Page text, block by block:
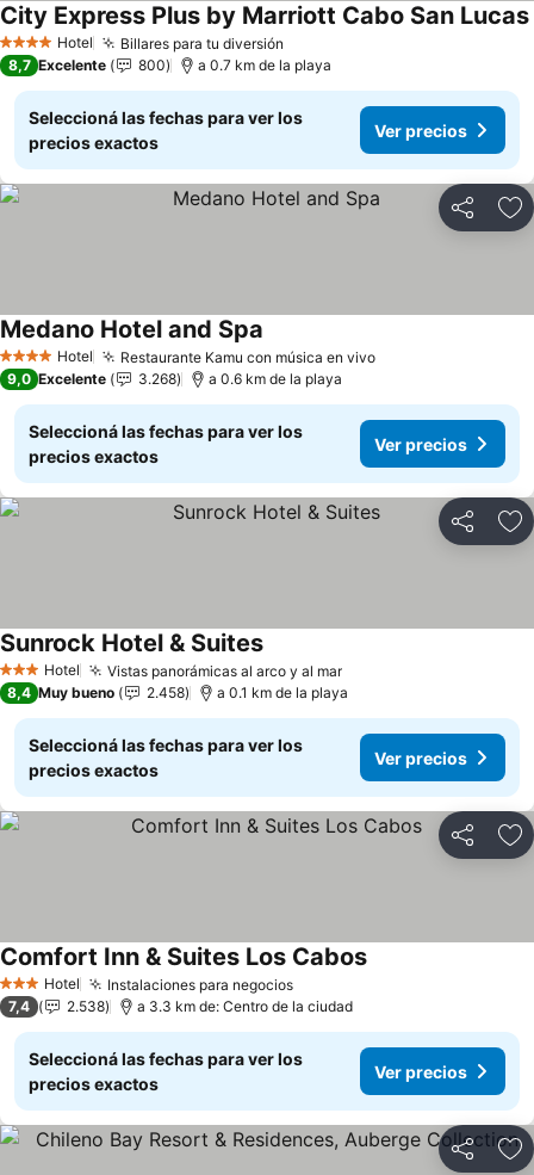
4 EstrellasHotel Billares para tu diversión
City Express Plus by Marriott Cabo San Lucas
8,7 Excelente 800 a 0.7 km de la playa
Seleccioná las fechas para ver los
precios exactos
Ver precios
Compartir
4 EstrellasHotel Restaurante Kamu con música en vivoVer precios
Medano Hotel and Spa
9,0 Excelente 3.268 a 0.6 km de la playa
Seleccioná las fechas para ver los
precios exactos
Ver precios
Compartir
3 Estrellas
Hotel Vistas panorámicas al arco y al marVer precios
Sunrock Hotel & SuitesVer precios
8,4 Muy bueno 2.458 a 0.1 km de la playa
Seleccioná las fechas para ver los
precios exactos
Ver precios
Compartir
3 Estrellas
Hotel Instalaciones para negociosVer precios
Comfort Inn & Suites Los CabosVer precios
7,4 2.538 a 3.3 km de: Centro de la ciudad
Seleccioná las fechas para ver los
precios exactos
Ver precios
Compartir